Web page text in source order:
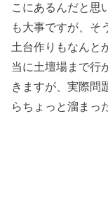
こにあるんだと思
も大事ですが、そ
土台作りもなんと
当に土壇場まで行
きますが、実際問
らちょっと溜まっ